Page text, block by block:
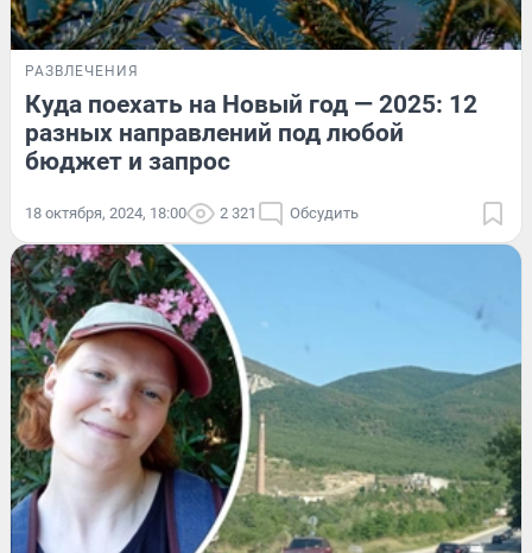
РАЗВЛЕЧЕНИЯ
Куда поехать на Новый год — 2025: 12
разных направлений под любой
бюджет и запрос
18 октября, 2024, 18:00 2 321 Обсудить